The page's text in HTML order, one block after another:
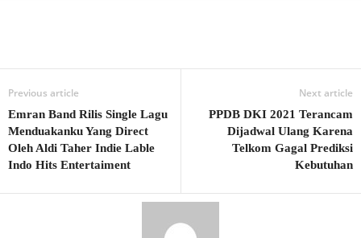
Previous article
Emran Band Rilis Single Lagu
Menduakanku Yang Direct
Oleh Aldi Taher Indie Lable
Indo Hits Entertaiment
Next article
PPDB DKI 2021 Terancam
Dijadwal Ulang Karena
Telkom Gagal Prediksi
Kebutuhan